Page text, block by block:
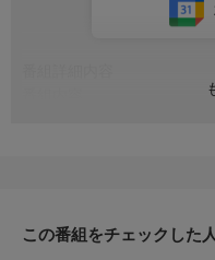
表になっています。信二郎
この番組をチェックした